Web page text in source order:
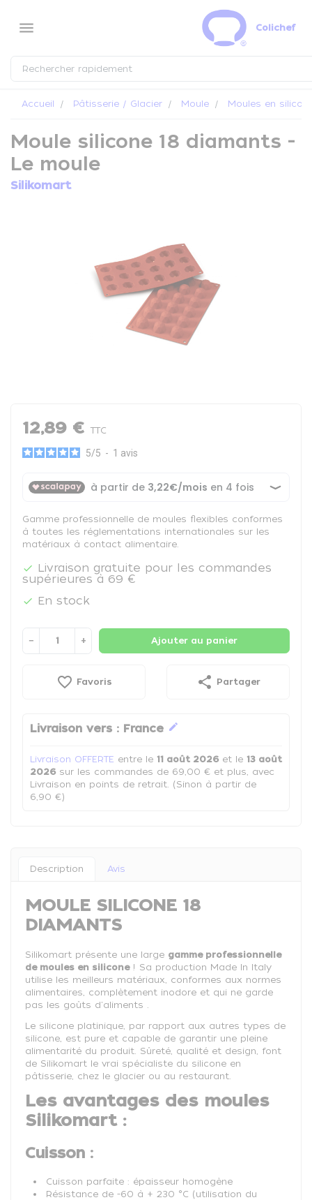
menu Colichef
Accueil Pâtisserie / Glacier Moule Moules en
Moule silicone 18 diamants -
Le moule
Silikomart
12,89 € TTC
5/5 - 1 avis
Gamme professionnelle de moules flexibles conformes
à toutes les réglementations internationales sur les
matériaux à contact alimentaire.

Livraison gratuite pour les commandes
supérieures à 69 €
 En stock
− + Ajouter au panier
favorite_border Favoris share Partager
Livraison vers : France edit
Livraison OFFERTE entre le 11 août 2026 et le 13 août
2026 sur les commandes de 69,00 € et plus, avec
Livraison en points de retrait. (Sinon à partir de
6,90 €)
Description Avis
MOULE SILICONE 18
DIAMANTS
Silikomart présente une large gamme professionnelle
de moules en silicone ! Sa production Made In Italy
utilise les meilleurs matériaux, conformes aux normes
alimentaires, complètement inodore et qui ne garde
pas les goûts d'aliments .
Le silicone platinique, par rapport aux autres types de
silicone, est pure et capable de garantir une pleine
alimentarité du produit. Sûreté, qualité et design, font
de Silikomart le vrai spécialiste du silicone en
pâtisserie, chez le glacier ou au restaurant.
Les avantages des moules
Silikomart :
Cuisson :
Cuisson parfaite : épaisseur homogène
Résistance de -60 à + 230 °C (utilisation du